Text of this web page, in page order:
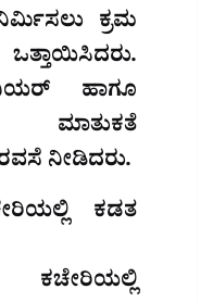
ಕ್ರಮ
ಹಾಗೂ
ಮಾತುಕತೆ
ನೀಡಿದರು.
ಕಡತ